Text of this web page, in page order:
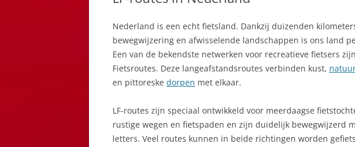
Nederland is een echt fietsland. Dankzij duizenden
bewegwijzering en afwisselende landschappen is ons land
Een van de bekendste netwerken voor recreatieve fietsers
Fietsroutes. Deze langeafstandsroutes verbinden kust,
en pittoreske dorpen met elkaar.
LF-routes zijn speciaal ontwikkeld voor meerdaagse
rustige wegen en fietspaden en zijn duidelijk bewegwijzerd
letters. Veel routes kunnen in beide richtingen worden